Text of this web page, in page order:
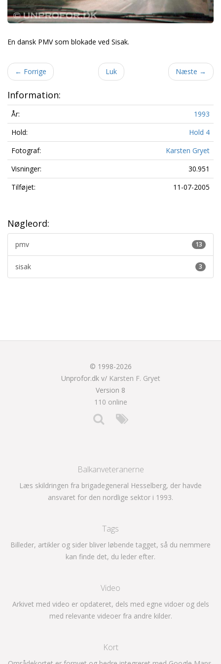
En dansk PMV som blokade ved Sisak.
← Forrige Luk Næste →
Information:
År:
1993
Hold:
Hold 4
Fotograf:
Karsten Gryet
Visninger:
30.951
Tilføjet:
11-07-2005
Nøgleord:
13
pmv
3
sisak
© 1998-2026
Unprofor.dk v/ Karsten F. Gryet
Version 8
110 online
Balkanveteranerne
Læs skildringen fra brigadegeneral Hesselberg, der havde
ansvaret for den nordlige sektor i 1993.
Tags
Billeder, artikler og sider bliver løbende tagget, så du nemmere
kan finde det, du leder efter.
Video
Arkivet med video er opdateret, dels med egne vidoer og dels
med relevante videoer fra andre kilder.
Kort